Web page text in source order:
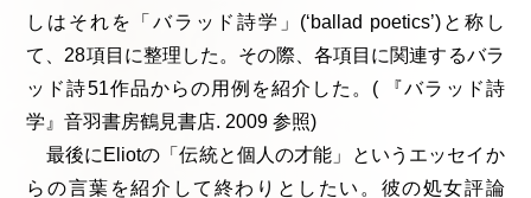
しはそれを「バラッド詩学」(‘ballad poetics’)と称し
て、28項目に整理した。その際、各項目に関連するバラ
ッド詩51作品からの用例を紹介した。( 『バラッド詩
学』音羽書房鶴見書店. 2009 参照)
最後にEliotの「伝統と個人の才能」というエッセイか
らの言葉を紹介して終わりとしたい。彼の処女評論